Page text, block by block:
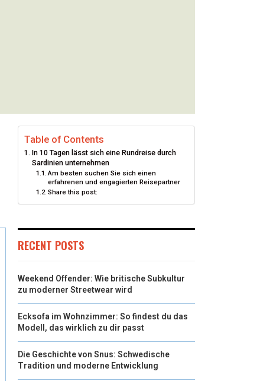
Table of Contents
In 10 Tagen lässt sich eine Rundreise durch
Sardinien unternehmen
Am besten suchen Sie sich einen
erfahrenen und engagierten Reisepartner
Share this post:
RECENT POSTS
Weekend Offender: Wie britische Subkultur
zu moderner Streetwear wird
Ecksofa im Wohnzimmer: So findest du das
Modell, das wirklich zu dir passt
Die Geschichte von Snus: Schwedische
Tradition und moderne Entwicklung